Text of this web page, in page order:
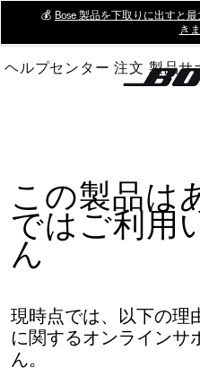
Main
💰 Bose 製品を下取りに出すと
き
ヘルプセンター 注文 製品サ
この製品は
ではご利用
ん
現時点では、以下の理
に関するオンラインサ
ん。